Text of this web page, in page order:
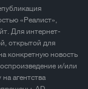
«Реалист»,
Для интернет-
открытой для
конкретную новость
и/или
агентства